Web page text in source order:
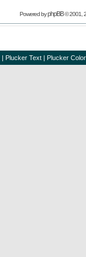
Powered byphpBB© 2001,
| Plucker Text | Plucker Color